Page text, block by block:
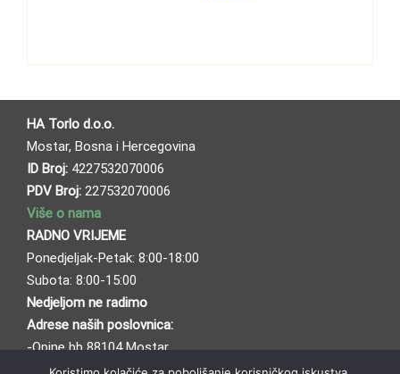
HA Torlo d.o.o.
Mostar, Bosna i Hercegovina
ID Broj: 4227532070006
PDV Broj: 227532070006
Više o nama
RADNO VRIJEME
Ponedjeljak-Petak: 8:00-18:00
Subota: 8:00-15:00
Nedjeljom ne radimo
Adrese naših poslovnica:
-Opine bb 88104 Mostar
-Bafo naselje bb 88104 Mostar